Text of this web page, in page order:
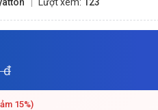
đ
15%)